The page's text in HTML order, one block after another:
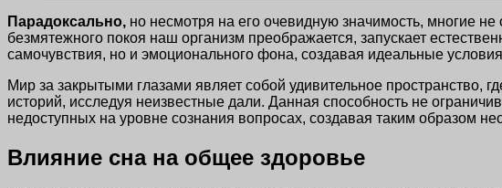
Парадоксально, но несмотря на его очевидную значимость, многие не
безмятежного покоя наш организм преображается, запускает
самочувствия, но и эмоционального фона, создавая идеальные
Мир за закрытыми глазами являет собой удивительное
историй, исследуя неизвестные дали. Данная способность не
недоступных на уровне сознания вопросах, создавая таким образом
Влияние сна на общее здоровье